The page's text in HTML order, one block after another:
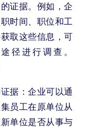
证据。例如，企
时间、职位和工
取这些信息，可
径进行调查。
据：企业可以通
员工在原单位从
单位是否从事与